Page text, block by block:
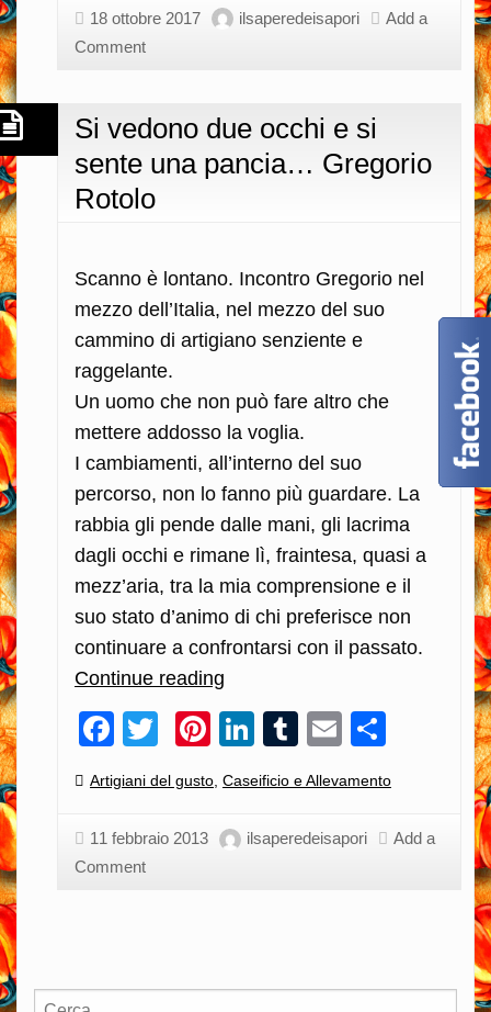
donne
avversità…
Francesca
Fraticelli)
18 ottobre 2017 ilsaperedeisapori
Add a
Comment
Si vedono due occhi e si
sente una pancia… Gregorio
Rotolo
Scanno è lontano. Incontro Gregorio nel
mezzo dell’Italia, nel mezzo del suo
cammino di artigiano senziente e
raggelante.
Un uomo che non può fare altro che
mettere addosso la voglia.
I cambiamenti, all’interno del suo
percorso, non lo fanno più guardare. La
rabbia gli pende dalle mani, gli lacrima
dagli occhi e rimane lì, fraintesa, quasi a
mezz’aria, tra la mia comprensione e il
suo stato d’animo di chi preferisce non
continuare a confrontarsi con il passato.
Continue reading
vedono
due
occhi
si
Rotolo
Facebook
TwitterPinterest
LinkedIn
Tumblr
Email
Categories:
Artigiani del gusto Caseificio e Allevamento
11 febbraio 2013 ilsaperedeisapori
Add a
Comment